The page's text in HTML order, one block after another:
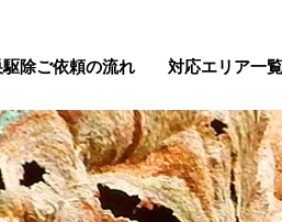
除ご依頼の流れ
対応エリア一覧